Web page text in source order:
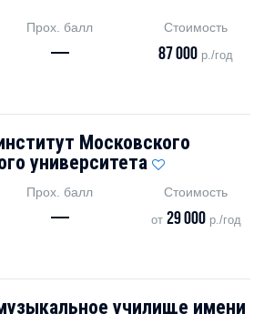
Прох. балл
—
Стоимость
87 000 р./год
Московского
университета
Прох. балл
—
Стоимость
от 29 000р./год
училище имени